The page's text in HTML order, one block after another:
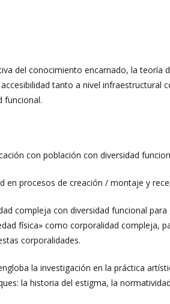
del conocimiento encarnado, la teoría
tanto a nivel infraestructural
funcional.
con población con diversidad
en procesos de creación / montaje y
compleja con diversidad funcional
física» como corporalidad compleja,
corporalidades.
la investigación en la práctica
la historia del estigma, la